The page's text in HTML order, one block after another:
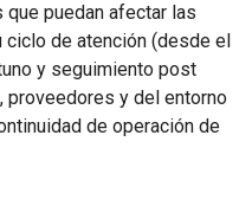
puedan afectar las
de atención (desde el
y seguimiento post
proveedores y del entorno
de operación de